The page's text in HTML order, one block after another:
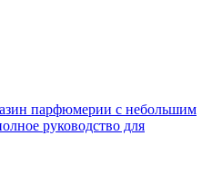
парфюмерии с небольшим
руководство для